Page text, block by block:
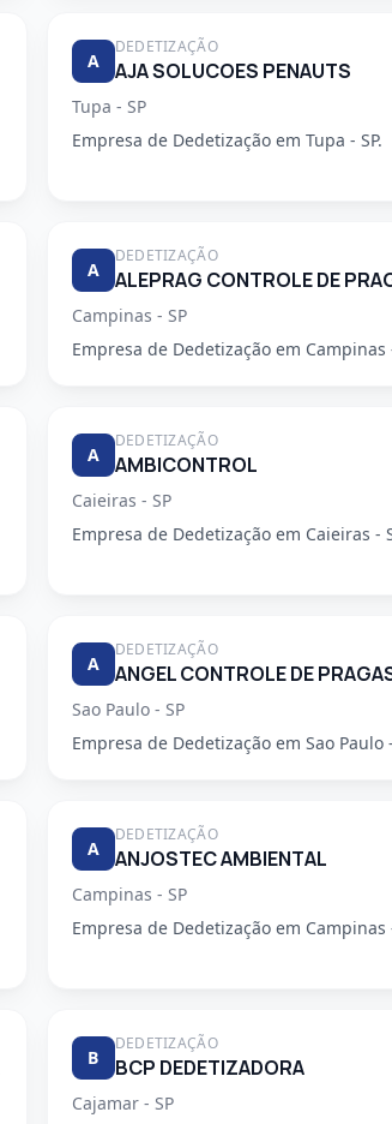
A
DEDETIZAÇÃO
AJA SOLUCOES PENAUTS
Tupa - SP
Empresa de Dedetização em Tupa - SP.
A
DEDETIZAÇÃO
Campinas - SP
Empresa de Dedetização em Campinas
A
DEDETIZAÇÃO
AMBICONTROL
Caieiras - SP
Empresa de Dedetização em Caieiras -
A
DEDETIZAÇÃO
ANGEL CONTROLE DE
Sao Paulo - SP
Empresa de Dedetização em Sao Paulo -
A
DEDETIZAÇÃO
ANJOSTEC AMBIENTAL
Campinas - SP
Empresa de Dedetização em Campinas
B
DEDETIZAÇÃO
BCP DEDETIZADORA
Cajamar - SP